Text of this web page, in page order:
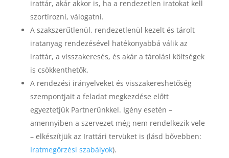
irattár, akár akkor is, ha a rendezetlen iratokat kell
szortírozni, válogatni.
A szakszerűtlenül, rendezetlenül kezelt és tárolt
iratanyag rendezésével hatékonyabbá válik az
irattár, a visszakeresés, és akár a tárolási költségek
is csökkenthetők.
A rendezési irányelveket és visszakereshetőség
szempontjait a feladat megkezdése előtt
egyeztetjük Partnerünkkel. Igény esetén –
amennyiben a szervezet még nem rendelkezik vele
– elkészítjük az Irattári tervüket is (lásd bővebben:
Iratmegőrzési szabályok).